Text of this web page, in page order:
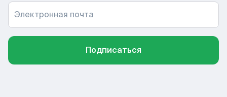
Электронная почта
Подписаться